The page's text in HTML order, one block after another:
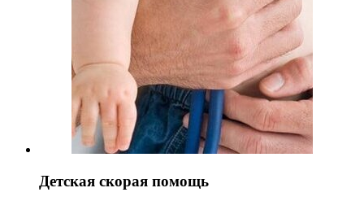
Детская скорая помощь